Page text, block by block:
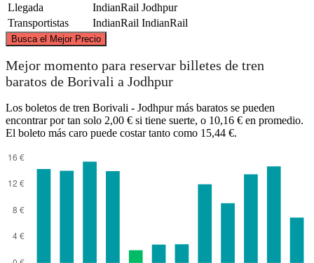
Llegada
IndianRail Jodhpur
Transportistas
IndianRail IndianRail
Busca el Mejor Precio
©CARTO
Mejor momento para reservar billetes de tren
baratos de Borivali a Jodhpur
Los boletos de tren Borivali - Jodhpur más baratos se pueden
encontrar por tan solo 2,00 € si tiene suerte, o 10,16 € en promedio.
El boleto más caro puede costar tanto como 15,44 €.